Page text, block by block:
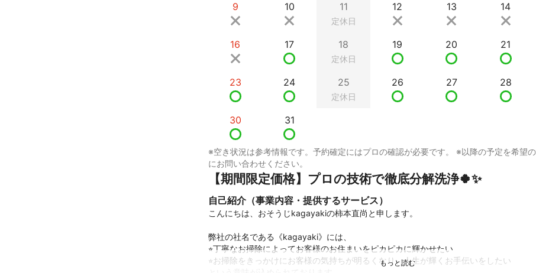
9 10 11
定休日
12 13 14
16 17 18
定休日
19 20 21
23 24 25
定休日
26 27 28
30 31
※空き状況は参考情報です。予約確定にはプロの確認が必要です。 ※以降の予定を希望
にお問い合わせください。
【期間限定価格】プロの技術で徹底分解洗浄🍀✨
自己紹介（事業内容・提供するサービス）
こんにちは、おそうじkagayakiの柿本直尚と申します。
弊社の社名である《kagayaki》には、
⭐︎丁寧なお掃除によってお客様のお住まいをピカピカに輝かせたい
⭐︎お掃除をきっかけにお客様の気持ちが明るくなり、人生が輝くお手伝いをしたい